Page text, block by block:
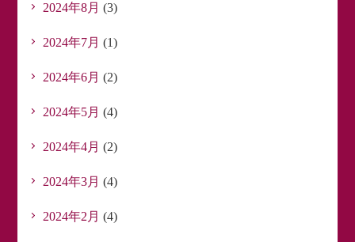
2024年8月 (3)
2024年7月 (1)
2024年6月 (2)
2024年5月 (4)
2024年4月 (2)
2024年3月 (4)
2024年2月 (4)